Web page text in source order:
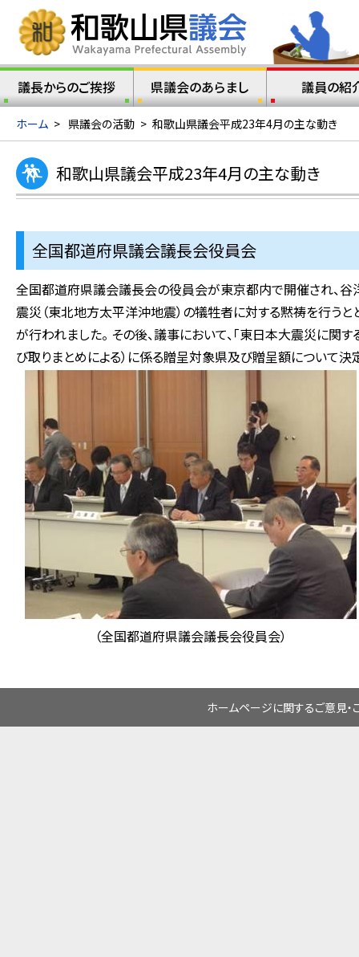
議長からのご挨拶 県議会のあらまし 議員の紹
ホーム > 県議会の活動 > 和歌山県議会平成23年4月の主な動き
和歌山県議会平成23年4月の主な動き
全国都道府県議会議長会役員会
全国都道府県議会議長会の役員会が東京都内で開催され、
震災（東北地方太平洋沖地震）の犠牲者に対する黙祷を行う
が行われました。 その後、議事において、「東日本大震災に関
び取りまとめによる）に係る贈呈対象県及び贈呈額について
（全国都道府県議会議長会役員会）
ホームページに関するご意見・